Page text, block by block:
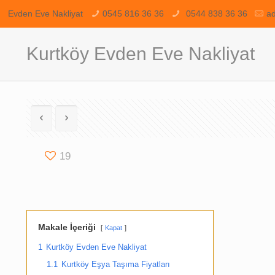
Evden Eve Nakliyat 0545 816 36 36 0544 838 36 36
Kurtköy Evden Eve Nakliyat
19
Makale İçeriği Kapat
1 Kurtköy Evden Eve Nakliyat
1.1 Kurtköy Eşya Taşıma Fiyatları